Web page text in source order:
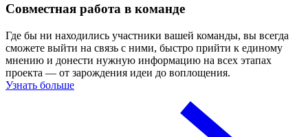
Совместная работа в команде
Где бы ни находились участники вашей команды, вы всегда
сможете выйти на связь с ними, быстро прийти к единому
мнению и донести нужную информацию на всех этапах
проекта — от зарождения идеи до воплощения.
Узнать больше